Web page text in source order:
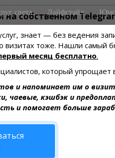
на собственном
знает — без ведения
визитах тоже. Нашли самый
месяц бесплатно.
который упрощает
и напоминает им о
чаевые, кэшбэк и
и помогает больше
света Лайфстайл